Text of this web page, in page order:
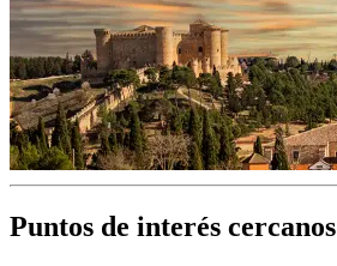
Puntos de interés cercanos